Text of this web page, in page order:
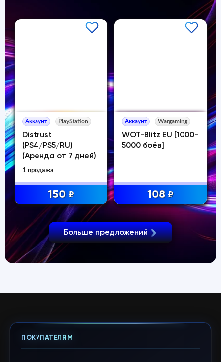
Аккаунт PlayStation
Distrust
(PS4/PS5/RU)
(Аренда от 7 дней)
1 продажа
150 ₽
Аккаунт Wargaming
WOT-Blitz EU [1000-
5000 боёв]
108 ₽
Больше предложений
ПОКУПАТЕЛЯМ